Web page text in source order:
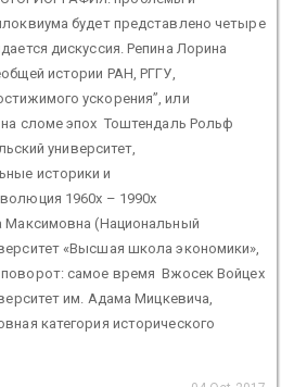
будет представлено четыре
дискуссия. Репина Лорина
истории РАН, РГГУ,
ускорения”, или
сломе эпох Тоштендаль Рольф
университет,
историки и
1960х – 1990х
Максимовна (Национальный
«Высшая школа экономики»,
самое время Вжосек Войцех
им. Адама Мицкевича,
категория исторического